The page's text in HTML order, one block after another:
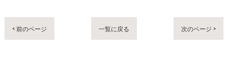
< 前のページ 一覧に戻る 次のページ >